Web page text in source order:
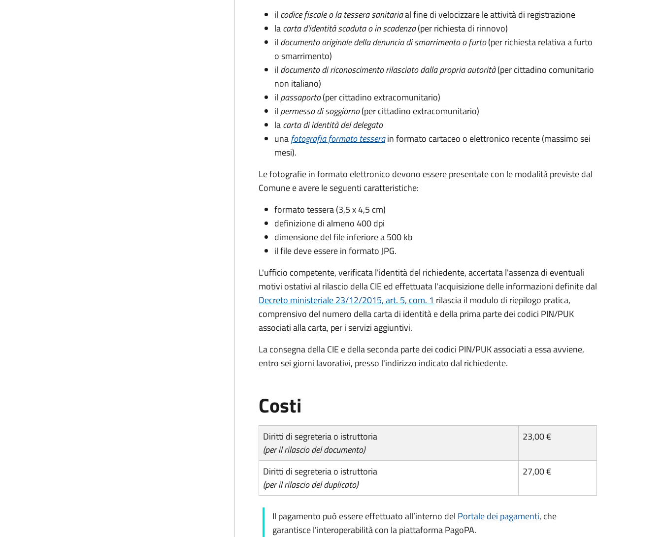
il codice fiscale o la tessera sanitariaal fine di velocizzare le attività di registrazione
lacarta d'identità scaduta o in scadenza(per richiesta di rinnovo)
il documento originale della denuncia di smarrimento o furto(per richiesta relativa a furto
o smarrimento)
il documento di riconoscimento rilasciato dalla propria autorità(per cittadino comunitario
non italiano)
il passaporto(per cittadino extracomunitario)
il permesso di soggiorno(per cittadino extracomunitario)
lacarta di identità del delegato
unafotografia formato tesserain formato cartaceo o elettronico recente (massimo sei
mesi).
Le fotografie in formato elettronico devono essere presentate con le modalità previste dal
Comune e avere le seguenti caratteristiche:
formato tessera (3,5 x 4,5 cm)
definizione di almeno 400 dpi
dimensione del file inferiore a 500 kb
il file deve essere in formato JPG.
L'ufficio competente, verificata l'identità del richiedente, accertata l'assenza di eventuali
motivi ostativi al rilascio della CIE ed effettuata l'acquisizione delle informazioni definite dal
Decreto ministeriale 23/12/2015, art. 5, com. 1 rilascia il modulo di riepilogo pratica,
comprensivo del numero della carta di identità e della prima parte dei codici PIN/PUK
associati alla carta, per i servizi aggiuntivi.
La consegna della CIE e della seconda parte dei codici PIN/PUK associati a essa avviene,
entro sei giorni lavorativi, presso l'indirizzo indicato dal richiedente.
Costi
Diritti di segreteria o istruttoria
(per il rilascio del documento)
23,00 €
Diritti di segreteria o istruttoria
(per il rilascio del duplicato)
27,00 €
Il pagamento può essere effettuato all’interno del Portale dei pagamenti, che
garantisce l'interoperabilità con la piattaforma PagoPA.